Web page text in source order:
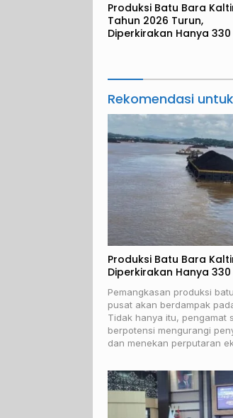
Produksi Batu Bara
Tahun 2026 Turun,
Diperkirakan Hanya
Rekomendasi
Produksi Batu Bara
Diperkirakan Hanya
Pemangkasan produksi
pusat akan berdampak
Tidak hanya itu, pengamat
berpotensi mengurangi
dan menekan perputaran